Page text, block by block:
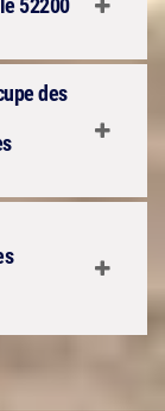
52200
des